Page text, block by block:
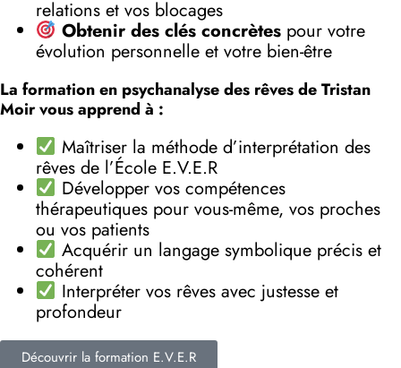
relations et vos blocages
Obtenir des clés concrètespour votre
évolution personnelle et votre bien-être
La formation en psychanalyse des rêves de Tristan
Moir vous apprend à :
Maîtriser la méthode d’interprétation des
rêves de l’École E.V.E.R
Développer vos compétences
thérapeutiques pour vous-même, vos proches
ou vos patients
Acquérir un langage symbolique précis et
cohérent
Interpréter vos rêves avec justesse et
profondeur
Découvrir la formation E.V.E.R